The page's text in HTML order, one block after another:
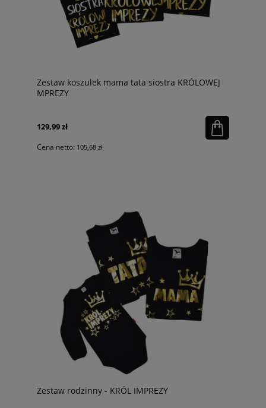
Zestaw koszulek mama tata siostra KRÓLOWEJ
MPREZY
129,99 zł
Cena netto: 105,68 zł
Zestaw rodzinny - KRÓL IMPREZY